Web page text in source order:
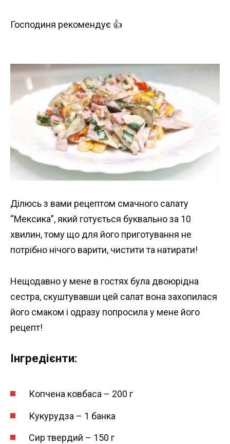
Господиня рекомендує 👍
Ділюсь з вами рецептом смачного салату
“Мексика”, який готується буквально за 10
хвилин, тому що для його приготування не
потрібно нічого варити, чистити та натирати!
Нещодавно у мене в гостях була двоюрідна
сестра, скуштувавши цей салат вона захопилася
його смаком і одразу попросила у мене його
рецепт!
Інгредієнти:
Копчена ковбаса – 200 г
Кукурудза – 1 банка
Сир твердий – 150 г